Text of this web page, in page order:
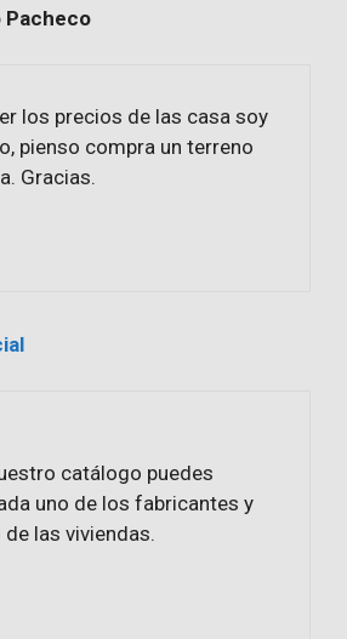
Pacheco
los precios de las casa soy
pienso compra un terreno
Gracias.
catálogo puedes
uno de los fabricantes y
las viviendas.